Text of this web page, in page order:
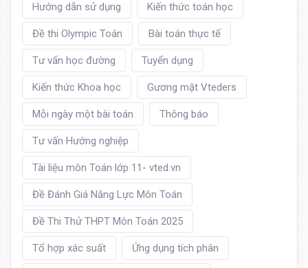
Hướng dẫn sử dụng Kiến thức toán học
Đề thi Olympic Toán Bài toán thực tế
Tư vấn học đường Tuyển dụng
Kiến thức Khoa học Gương mặt Vteders
Mỗi ngày một bài toán Thông báo
Tư vấn Hướng nghiệp
Tài liệu môn Toán lớp 11- vted.vn
Đề Đánh Giá Năng Lực Môn Toán
Đề Thi Thử THPT Môn Toán 2025
Tổ hợp xác suất Ứng dụng tích phân